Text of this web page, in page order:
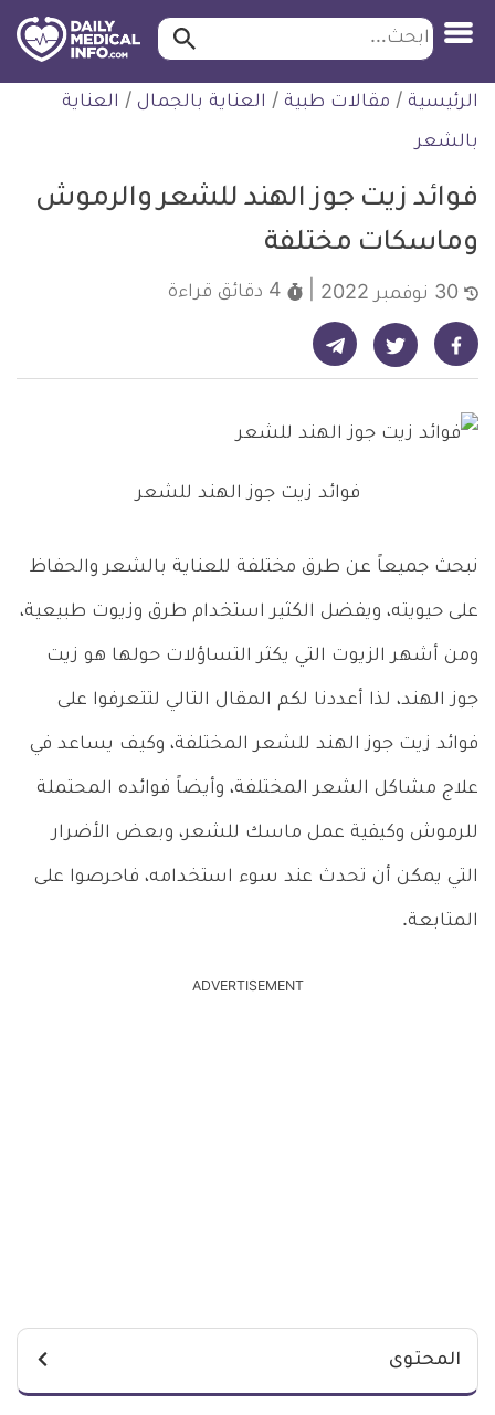
التخطي
للمحتوى
طبية
ابحث ابحث…
الرئيسية / مقالات طبية / العناية بالجمال / العناية
بالشعر
فوائد زيت جوز الهند للشعر والرموش
وماسكات مختلفة
4 دقائق قراءة
شارك على فيسبوك - ديلي ميديكال انفو شارك على تويتر - ديلي ميديكال انفو شارك على تيليجرام - ديلي ميديكال انفو
فوائد زيت جوز الهند للشعر
نبحث جميعاً عن طرق مختلفة للعناية بالشعر والحفاظ
على حيويته، ويفضل الكثير استخدام طرق وزيوت طبيعية،
ومن أشهر الزيوت التي يكثر التساؤلات حولها هو زيت
جوز الهند، لذا أعددنا لكم المقال التالي لتتعرفوا على
فوائد زيت جوز الهند للشعر المختلفة، وكيف يساعد في
علاج مشاكل الشعر المختلفة، وأيضاً فوائده المحتملة
للرموش وكيفية عمل ماسك للشعر، وبعض الأضرار
التي يمكن أن تحدث عند سوء استخدامه، فاحرصوا على
المتابعة.
ADVERTISEMENT
المحتوى